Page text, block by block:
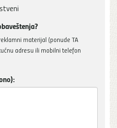
materijal (ponude TA
adresu ili mobilni telefon